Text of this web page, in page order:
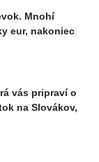
Mnohí
eur, nakoniec
vás pripraví o
na Slovákov,